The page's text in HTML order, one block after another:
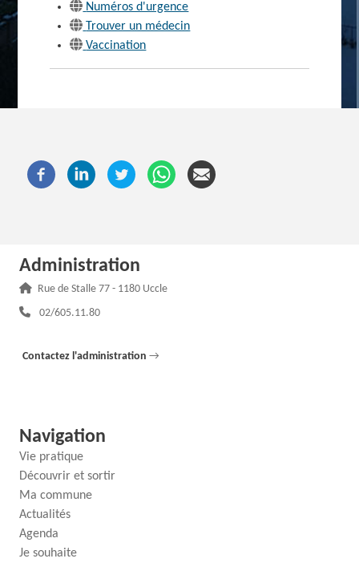
Numéros d'urgence
Trouver un médecin
Vaccination
Administration
Adresse :
Rue de Stalle 77 - 1180 Uccle
Téléphone :
02/605.11.80
Contactez l'administration →
Navigation
Vie pratique
Découvrir et sortir
Ma commune
Actualités
Agenda
Je souhaite